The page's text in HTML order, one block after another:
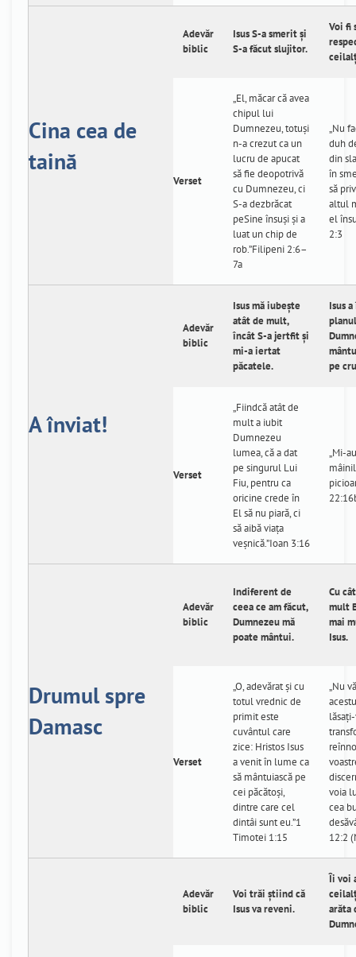
Cina cea de
taină
Adevăr
biblic
Isus S-a smerit și
S-a făcut slujitor.
Voi fi
Verset
„El, măcar că avea
chipul lui
Dumnezeu, totuşi
n-a crezut ca un
lucru de apucat
să fie deopotrivă
cu Dumnezeu, ci
S-a dezbrăcat
peSine însuşi şi a
luat un chip de
rob.”Filipeni 2:6–
7a
„Nu
duh
din
în
să
altul
el
2:3
A înviat!
Adevăr
biblic
Isus mă iubește
atât de mult,
încât S-a jertfit și
mi-a iertat
păcatele.
Isus
pe
Verset
„Fiindcă atât de
mult a iubit
Dumnezeu
lumea, că a dat
pe singurul Lui
Fiu, pentru ca
oricine crede în
El să nu piară, ci
să aibă viaţa
veşnică.”Ioan 3:16
„Mi-
Drumul spre
Damasc
Adevăr
biblic
Indiferent de
ceea ce am făcut,
Dumnezeu mă
poate mântui.
Cu
mult
mai
Isus.
Verset
„O, adevărat şi cu
totul vrednic de
primit este
cuvântul care
zice: Hristos Isus
a venit în lume ca
să mântuiască pe
cei păcătoşi,
dintre care cel
dintâi sunt eu.”1
Timotei 1:15
„Nu
voia
cea
12:2
Adevăr
biblic
Voi trăi știind că
Isus va reveni.
Îi voi
arăta